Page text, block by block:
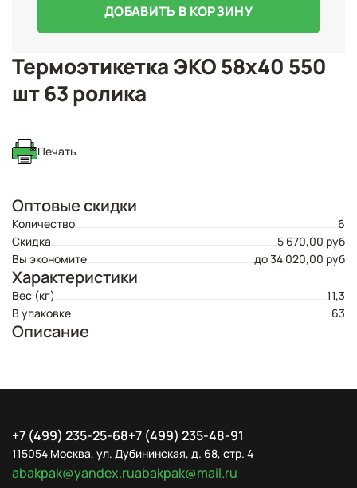
Термоэтикетка ЭКО 58х40 550
шт 63 ролика
Печать
Оптовые скидки
Количество
6
Скидка
5 670,00 руб
Вы экономите
до 34 020,00 руб
Характеристики
Вес (кг)
11,3
В упаковке
63
Описание
ДОБАВИТЬ В КОРЗИНУ
+7 (499) 235-25-68+7 (499) 235-48-91
115054 Москва, ул. Дубининская, д. 68, стр. 4
abakpak@yandex.ruabakpak@mail.ru